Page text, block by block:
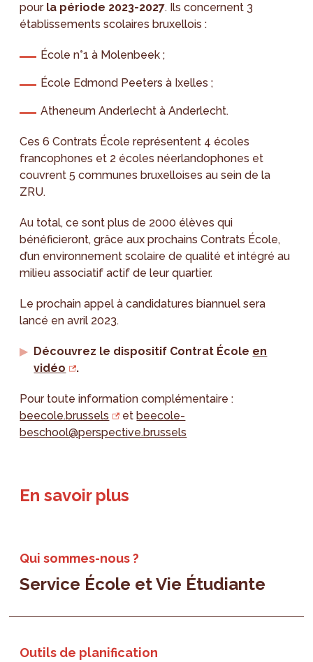
pour la période 2023-2027. Ils concernent 3
établissements scolaires bruxellois :
École n°1 à Molenbeek ;
École Edmond Peeters à Ixelles ;
Atheneum Anderlecht à Anderlecht.
Ces 6 Contrats École représentent 4 écoles
francophones et 2 écoles néerlandophones et
couvrent 5 communes bruxelloises au sein de la
ZRU.
Au total, ce sont plus de 2000 élèves qui
bénéficieront, grâce aux prochains Contrats École,
d’un environnement scolaire de qualité et intégré au
milieu associatif actif de leur quartier.
Le prochain appel à candidatures biannuel sera
lancé en avril 2023.
Découvrez le dispositif Contrat École en
vidéo
.
Pour toute information complémentaire :
beecole.brussels
et beecole-
beschool@perspective.brussels
En savoir plus
Qui sommes-nous ?
Service École et Vie Étudiante
Outils de planification